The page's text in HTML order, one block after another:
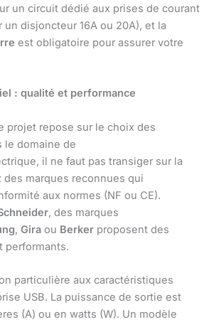
un circuit dédié aux prises de courant
un disjoncteur 16A ou 20A), et la
est obligatoire pour assurer votre
: qualité et performance
projet repose sur le choix des
le domaine de
il ne faut pas transiger sur la
marques reconnues qui
aux normes (NF ou CE).
, des marques
, Gira ou Berker proposent des
performants.
particulière aux caractéristiques
USB. La puissance de sortie est
(A) ou en watts (W). Un modèle